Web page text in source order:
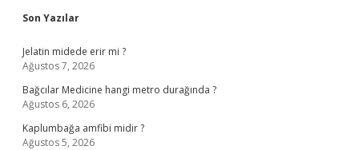
Sidebar
Son Yazılar
Jelatin midede erir mi ?
Ağustos 7, 2026
Bağcılar Medicine hangi metro durağında ?
Ağustos 6, 2026
Kaplumbağa amfibi midir ?
Ağustos 5, 2026